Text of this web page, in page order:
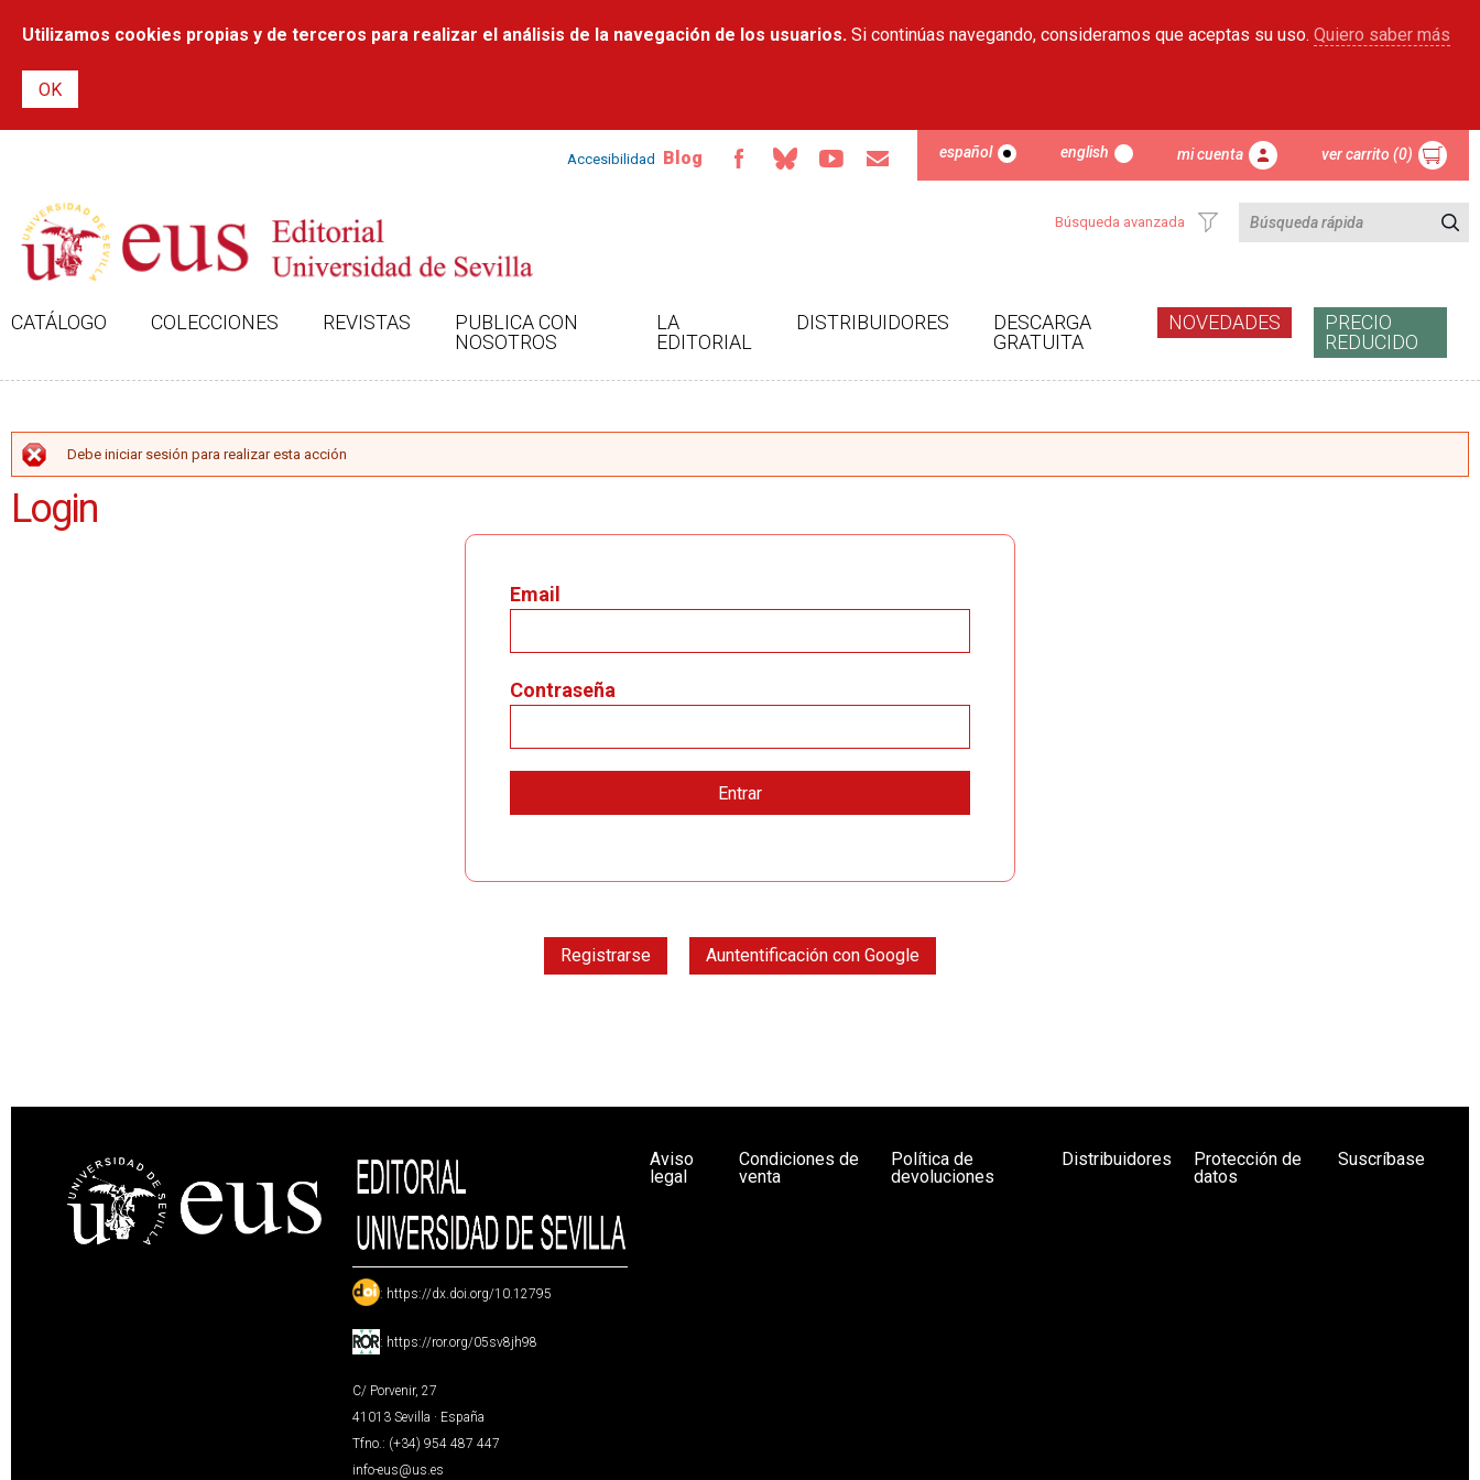
contenido
Utilizamos cookies propias y de terceros para realizar el análisis de la navegación de los usuarios. Si continúas navegando, consideramos que aceptas su uso. Quiero saber más
Accesibilidad Blog español english mi cuenta ver carrito (0)
Búsqueda avanzada
CATÁLOGO COLECCIONES REVISTAS
PUBLICA CON
NOSOTROS
LA
EDITORIAL
DISTRIBUIDORES
DESCARGA
GRATUITA
NOVEDADES
PRECIO
REDUCIDO
MENSAJE DE ERROR
Debe iniciar sesión para realizar esta acción
Login
Email
Contraseña
Registrarse Auntentificación con Google
: https://dx.doi.org/10.12795
: https://ror.org/05sv8jh98
C/ Porvenir, 27
41013 Sevilla · España
Tfno.: (+34) 954 487 447
info-eus@us.es
Aviso
legal
Condiciones de
venta
Política de
devoluciones
Distribuidores
Protección de
datos
Suscríbase